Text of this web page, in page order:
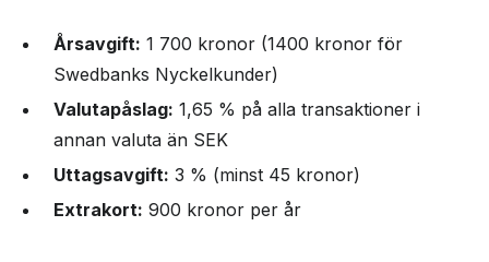
Årsavgift: 1 700 kronor (1400 kronor för
Swedbanks Nyckelkunder)
Valutapåslag: 1,65 % på alla transaktioner i
annan valuta än SEK
Uttagsavgift: 3 % (minst 45 kronor)
Extrakort: 900 kronor per år